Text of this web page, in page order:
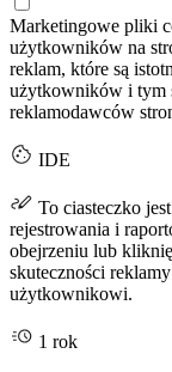
Marketingowe pliki
użytkowników na
reklam, które są
użytkowników i tym
reklamodawców
IDE
To ciasteczko
rejestrowania i
obejrzeniu lub
skuteczności
użytkownikowi.
1 rok